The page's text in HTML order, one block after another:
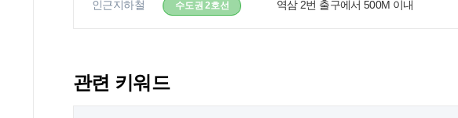
인근지하철 수도권 2호선 역삼 2번 출구에서 500M 이내
관련 키워드